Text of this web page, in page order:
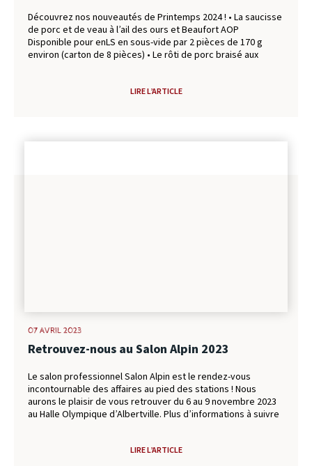
Découvrez nos nouveautés de Printemps 2024 ! • La saucisse
de porc et de veau à l’ail des ours et Beaufort AOP
Disponible pour enLS en sous-vide par 2 pièces de 170 g
environ (carton de 8 pièces) • Le rôti de porc braisé aux
diot sec au serpolet Disponible pour en LS en sous-vide par 4
LIRE L’ARTICLE
07 AVRIL 2023
Retrouvez-nous au Salon Alpin 2023
Le salon professionnel Salon Alpin est le rendez-vous
incontournable des affaires au pied des stations ! Nous
aurons le plaisir de vous retrouver du 6 au 9 novembre 2023
au Halle Olympique d’Albertville. Plus d’informations à suivre
LIRE L’ARTICLE